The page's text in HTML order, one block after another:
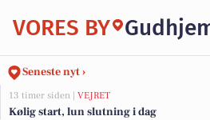
VORES BY
Seneste nyt ›
13 timer siden | VEJRET
Kølig start, lun slutning i dag